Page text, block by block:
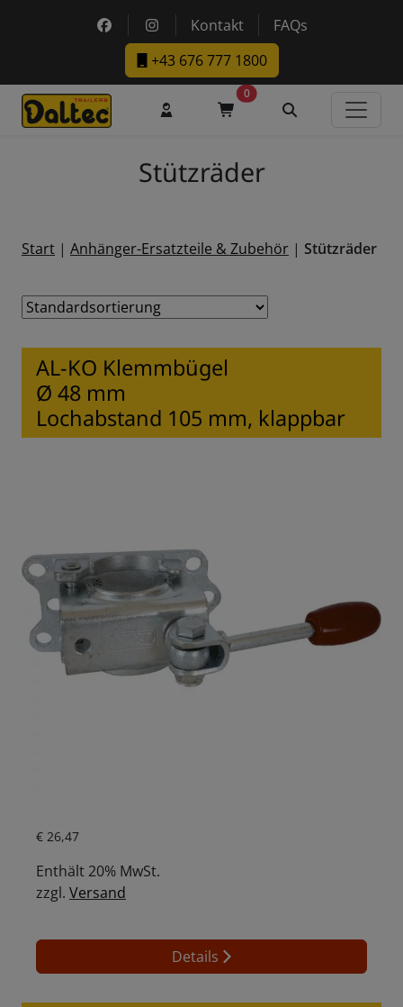
Skip to main content
https://www.facebook.com/DaltecAustria
https://www.instagram.com/
Kontakt
FAQs
+43 676 777 1800
BenutzerkontoWarenkorb
0
Stützräder
Start | Anhänger-Ersatzteile & Zubehör | Stützräder
Sortiment
AL-KO Klemmbügel
Ø 48 mm
Lochabstand 105 mm, klappbar
€ 26,47Aktueller Preis ist: € 26,47.
Enthält 20% MwSt.
zzgl. Versand
Details